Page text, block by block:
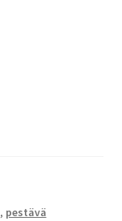
, pestävä